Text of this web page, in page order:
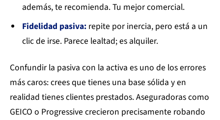
además, te recomienda. Tu mejor comercial.
Fidelidad pasiva:repite por inercia, pero está a un
clic de irse. Parece lealtad; es alquiler.
Confundir la pasiva con la activa es uno de los errores
más caros: crees que tienes una base sólida y en
realidad tienes clientes prestados. Aseguradoras como
GEICO o Progressive crecieron precisamente robando